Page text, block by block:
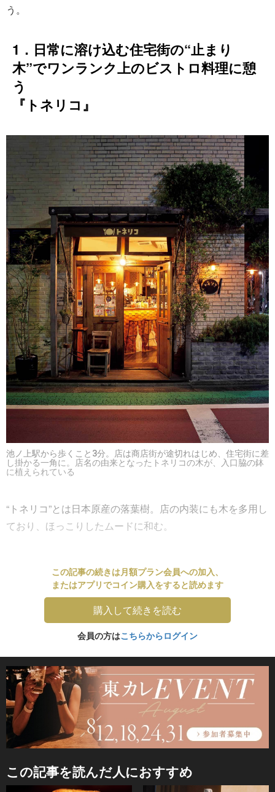
う。
1．日常に溶け込む住宅街の“止まり
木”でワンランク上のビストロ料理に憩
う
『トネリコ』
池ノ上駅から歩くこと3分。店は商店街が途切れはじめ、住宅街に差
し掛かる一角に。店名の由来となったトネリコの木が、入口脇の鉢
に植えられている
“トネリコ”とは日本原産の落葉樹。店の内装にも木を多用し
ており、ほっこりしたムードに和む。
この記事の続きは月額プラン会員への加入、
またはアプリでコイン購入をすると読めます
購入して続きを読む
会員の方はこちらからログイン
この記事を読んだ人におすすめ